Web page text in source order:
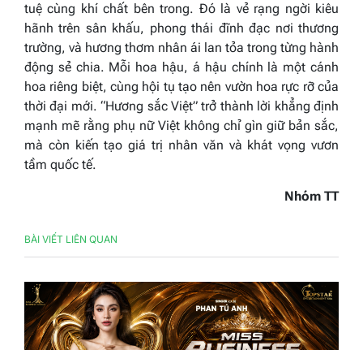
tuệ cùng khí chất bên trong. Đó là vẻ rạng ngời kiêu
hãnh trên sân khấu, phong thái đĩnh đạc nơi thương
trường, và hương thơm nhân ái lan tỏa trong từng hành
động sẻ chia. Mỗi hoa hậu, á hậu chính là một cánh
hoa riêng biệt, cùng hội tụ tạo nên vườn hoa rực rỡ của
thời đại mới. “Hương sắc Việt” trở thành lời khẳng định
mạnh mẽ rằng phụ nữ Việt không chỉ gìn giữ bản sắc,
mà còn kiến tạo giá trị nhân văn và khát vọng vươn
tầm quốc tế.
Nhóm TT
BÀI VIẾT LIÊN QUAN